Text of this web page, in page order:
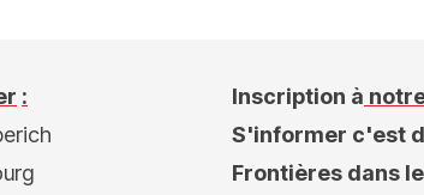
:
Inscription à
S'informer c'est
Frontières dans